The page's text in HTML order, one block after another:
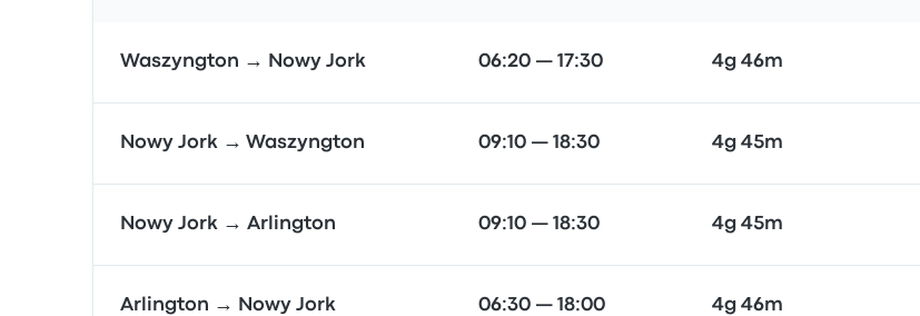
Waszyngton → Nowy Jork 06:20 — 17:30 4g 46m
Nowy Jork → Waszyngton 09:10 — 18:30 4g 45m
Nowy Jork → Arlington 09:10 — 18:30 4g 45m
Arlington → Nowy Jork 06:30 — 18:00 4g 46m